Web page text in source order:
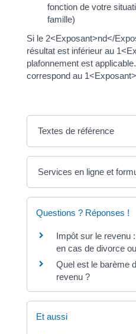
fonction de votre
famille)
Si le 2<Exposant>nd</
résultat est inférieur au
plafonnement est
correspond au
Textes de référence
Services en ligne et
Questions ? Réponses !
Impôt sur le revenu
en cas de divorce
Quel est le barème
revenu ?
Et aussi